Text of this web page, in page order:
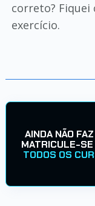
correto? Fiquei
exercício.
AINDA NÃO
MATRICULE-
TODOS OS